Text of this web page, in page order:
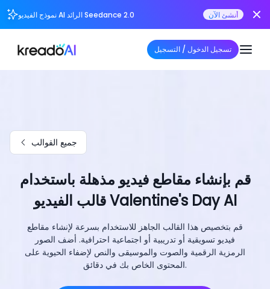
نموذج الفيديو AI الرائد Seedance 2.0 أنشئ الآن
تسجيل الدخول / التسجيل
جميع القوالب
قم بإنشاء مقاطع فيديو مذهلة باستخدام
قالب الفيديو Valentine's Day AI
قم بتخصيص هذا القالب الجاهز للاستخدام بسرعة لإنشاء مقاطع
فيديو تسويقية أو تدريبية أو اجتماعية احترافية. أضف الصور
الرمزية الرقمية والصوت والموسيقى والنص لإضفاء الحيوية على
المحتوى الخاص بك في دقائق.